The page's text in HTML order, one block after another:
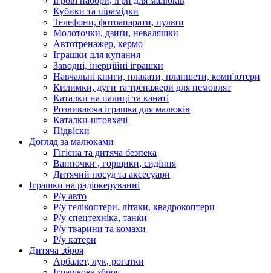
Кубики та пірамідки
Телефони, фотоапарати, пульти
Молоточки, дзиґи, неваляшки
Автотренажер, кермо
Іграшки для купання
Заводні, інерційні іграшки
Навчальні книги, плакати, планшети, комп'ютери
Килимки, дуги та тренажери для немовлят
Каталки на палиці та канаті
Розвиваюча іграшка для малюків
Каталки-штовхачі
Підвіски
Догляд за малюками
Гігієна та дитяча безпека
Ванночки , горщики, сидіння
Дитячий посуд та аксесуари
Іграшки на радіокеруванні
Р/у авто
Р/у гелікоптери, літаки, квадрокоптери
Р/у спецтехніка, танки
Р/у тварини та комахи
Р/у катери
Дитяча зброя
Арбалет, лук, рогатки